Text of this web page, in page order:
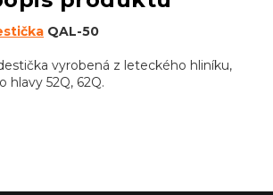
QAL-50
vyrobená z leteckého hliníku,
hlavy 52Q, 62Q.